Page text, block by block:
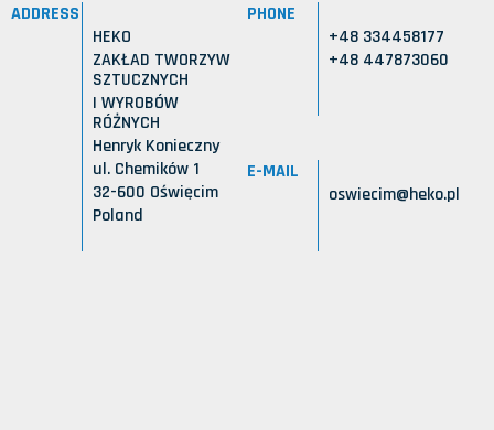
ADDRESS
HEKO
ZAKŁAD TWORZYW
SZTUCZNYCH
I WYROBÓW
RÓŻNYCH
Henryk Konieczny
ul. Chemików 1
32-600 Oświęcim
Poland
PHONE
+48 334458177
+48 447873060
E-MAIL
oswiecim@heko.pl